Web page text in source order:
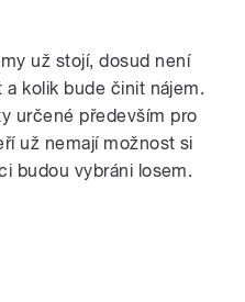
už stojí, dosud není
kolik bude činit nájem.
určené především pro
už nemají možnost si
budou vybráni losem.